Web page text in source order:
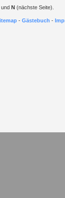
N (nächste Seite).
- Gästebuch -